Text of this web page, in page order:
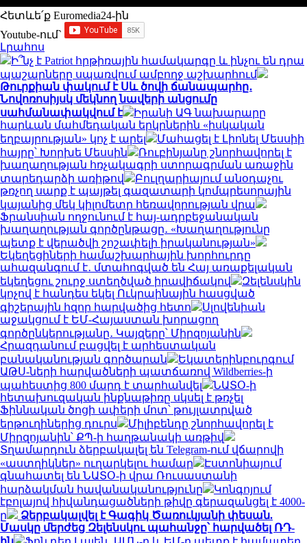
Հետևե՛ք Euromedia24-ին
Youtube-ում`
Լրահոս
Ի՞նչ է Patriot հրթիռային համակարգը և ինչու են դրա
պաշարները սպառվում ամբողջ աշխարհում
Թուրքիան փակում է Սև ծովի ճանապարհը․
Նովոռոսիյսկ մեկնող նավերի անցումը
սահմանափակվում է
Իրանի ԱԳ նախարարը
հարևան մահմեդական երկրներին «իսկական
եղբայրության» կոչ է արել
Մահացել է Լիոնել Մեսսիի
հայրը՝ Խորխե Մեսսին
Ռուբինյանը շնորհավորել է
խաղաղության հռչակագրի ստորագրման առաջին
տարեդարձի առիթով
Բուլղարիայում անօդաչու
թռչող սարք է պայթել գազատարի կոմպրեսորային
կայանից մեկ կիլոմետր հեռավորության վրա
Ֆրանսիան ողջունում է հայ-ադրբեջանական
խաղաղության գործընթացը․ «Խաղաղությունը
պետք է վերածվի շոշափելի իրականության»
Եկեղեցիների համաշխարհային խորհուրդը
ահազանգում է․ մտահոգված են Հայ առաքելական
եկեղեցու շուրջ ստեղծված իրավիճակով
Զելենսկին
կոչով է հանդես եկել Ուկրաինային հասցված
գիշերային հզոր հարվածից հետո
Սլովենիան
աջակցում է ԵՄ-Հայաստան խորացող
գործընկերությանը․ Կայզերը՝ Միրզոյանին
Հրազդանում բացվել է արհեստական
բանականության գործարան
Եկատերինբուրգում
ԱԹՍ-ների հարվածների պատճառով Wildberries-ի
պահեստից 800 մարդ է տարհանվել
ՆԱՏՕ-ի
հետախուզական ինքնաթիռը սկսել է թռչել
Ֆիննական ծոցի ափերի մոտ՝ թույլատրված
երթուղիներից դուրս
Միլիբենդը շնորհավորել է
Միրզոյանին՝ ՔՊ-ի հաղթանակի առթիվ
Տղամարդուն ձերբակալել են Telegram-ում վճարովի
«աստղիկներ» ուղարկելու համար
Էստոնիայում
գնահատել են ՆԱՏՕ-ի վրա Ռուսաստանի
հարձակման հավանականությունը
Կոնգոյում
էբոլայով հիվանդացածների թիվը գերազանցել է 4000-
ը
Ձերբակալվել է Գագիկ Ծառուկյանի փեսան.
Մասկը մերժեց Զելենսկու պահանջը՝ հարվածել ՌԴ-